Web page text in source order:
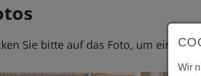
Sie bitte auf das Foto, um eine
Wir